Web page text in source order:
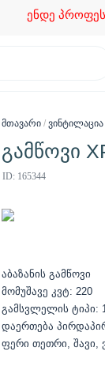
ენდე
მთავარი/ ვინტილაცია
გამწოვი
ID: 165344
აბაზანის გამწოვი
მომუშავე კვტ: 220
გამსვლელის ტიპი:
დაერთება
ფერი თეთრი,